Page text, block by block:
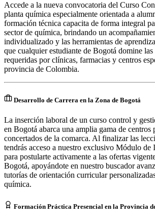
Accede a la nueva convocatoria del Curso
planta química especialmente orientada a
formación técnica capacita de forma integral
sector de química, brindando un
individualizado y las herramientas de
que cualquier estudiante de Bogotá domine
requeridas por clínicas, farmacias y centros
provincia de Colombia.
Desarrollo de Carrera en la Zona de Bogotá
La inserción laboral de un curso control y
en Bogotá abarca una amplia gama de centros
concertados de la comarca. Al finalizar las
tendrás acceso a nuestro exclusivo Módulo de
para postularte activamente a las ofertas
Bogotá, apoyándote en nuestro buscador
tutorías de orientación curricular
química.
Formación Práctica Presencial en la Provincia